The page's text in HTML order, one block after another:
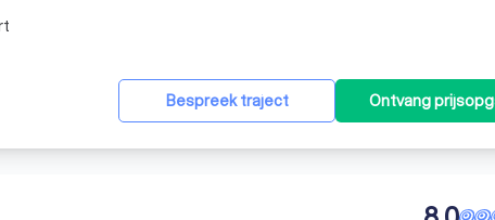
Bespreek traject Ontvang